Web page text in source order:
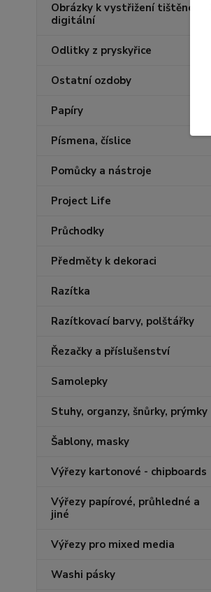
Obrázky k vystřižení tištěné,
digitální
Odlitky z pryskyřice
Ostatní ozdoby
Papíry
Písmena, číslice
Pomůcky a nástroje
Project Life
Průchodky
Předměty k dekoraci
Razítka
Razítkovací barvy, polštářky
Řezačky a příslušenství
Samolepky
Stuhy, organzy, šnůrky, prýmky
Šablony, masky
Výřezy kartonové - chipboards
Výřezy papírové, průhledné a
jiné
Výřezy pro mixed media
Washi pásky